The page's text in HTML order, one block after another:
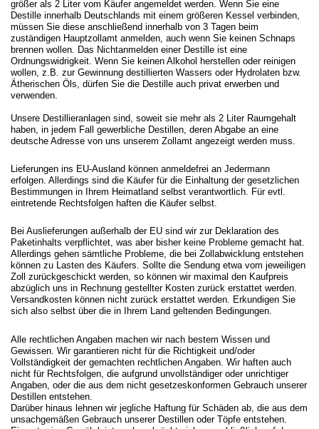
größer als 2 Liter vom Käufer angemeldet werden. Wenn Sie eine
Destille innerhalb Deutschlands mit einem größeren Kessel verbinden,
müssen Sie diese anschließend innerhalb von 3 Tagen beim
zuständigen Hauptzollamt anmelden, auch wenn Sie keinen Schnaps
brennen wollen. Das Nichtanmelden einer Destille ist eine
Ordnungswidrigkeit. Wenn Sie keinen Alkohol herstellen oder reinigen
wollen, z.B. zur Gewinnung destillierten Wassers oder Hydrolaten bzw.
Ätherischen Öls, dürfen Sie die Destille auch privat erwerben und
verwenden.
Unsere Destillieranlagen sind, soweit sie mehr als 2 Liter Raumgehalt
haben, in jedem Fall gewerbliche Destillen, deren Abgabe an eine
deutsche Adresse von uns unserem Zollamt angezeigt werden muss.
Lieferungen ins EU-Ausland können anmeldefrei an Jedermann
erfolgen. Allerdings sind die Käufer für die Einhaltung der gesetzlichen
Bestimmungen in Ihrem Heimatland selbst verantwortlich. Für evtl.
eintretende Rechtsfolgen haften die Käufer selbst.
Bei Auslieferungen außerhalb der EU sind wir zur Deklaration des
Paketinhalts verpflichtet, was aber bisher keine Probleme gemacht hat.
Allerdings gehen sämtliche Probleme, die bei Zollabwicklung entstehen
können zu Lasten des Käufers. Sollte die Sendung etwa vom jeweiligen
Zoll zurückgeschickt werden, so können wir maximal den Kaufpreis
abzüglich uns in Rechnung gestellter Kosten zurück erstattet werden.
Versandkosten können nicht zurück erstattet werden. Erkundigen Sie
sich also selbst über die in Ihrem Land geltenden Bedingungen.
Alle rechtlichen Angaben machen wir nach bestem Wissen und
Gewissen. Wir garantieren nicht für die Richtigkeit und/oder
Vollständigkeit der gemachten rechtlichen Angaben. Wir haften auch
nicht für Rechtsfolgen, die aufgrund unvollständiger oder unrichtiger
Angaben, oder die aus dem nicht gesetzeskonformen Gebrauch unserer
Destillen entstehen.
Darüber hinaus lehnen wir jegliche Haftung für Schäden ab, die aus dem
unsachgemäßen Gebrauch unserer Destillen oder Töpfe entstehen.